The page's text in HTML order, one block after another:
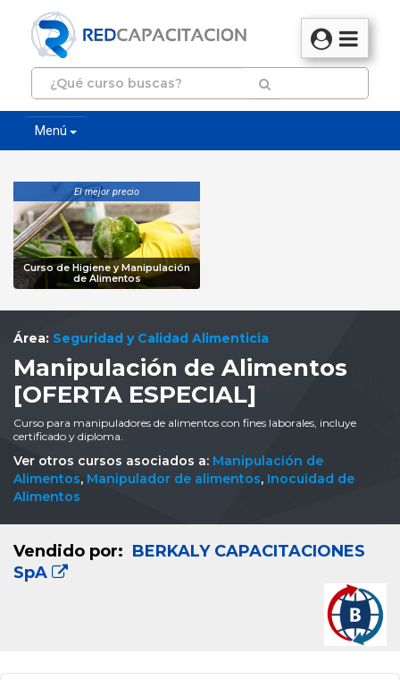
Menú
El mejor precio
Curso de Higiene y Manipulación
de Alimentos
Área: Seguridad y Calidad Alimenticia
Manipulación de Alimentos
[OFERTA ESPECIAL]
Curso para manipuladores de alimentos con fines laborales, incluye
certificado y diploma.
Ver otros cursos asociados a: Manipulación de
Alimentos, Manipulador de alimentos, Inocuidad de
Alimentos
Vendido por: BERKALY CAPACITACIONES
SpA